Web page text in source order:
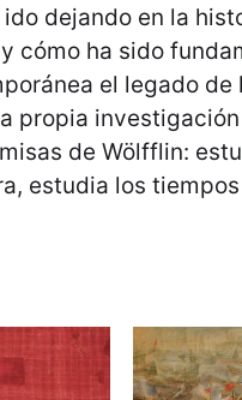
dejando en la
cómo ha sido
el legado de
propia
de Wölfflin:
estudia los